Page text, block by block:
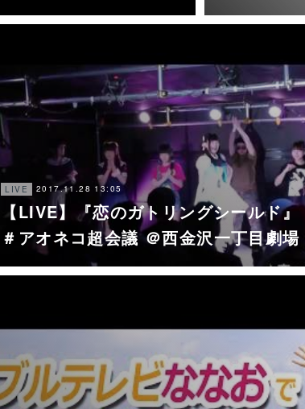
LIVE 2017.11.28 13:05
【LIVE】『恋のガトリングシールド
＃アオネコ超会議 ＠西金沢一丁目劇場